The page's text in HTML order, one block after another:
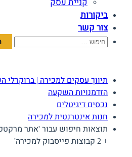
קניית עסק
ביקורות
צור קשר
חיפוש:
תיווך עסקים למכירה | ברוקרלי
הזדמנויות השקעה
נכסים דיגיטלים
חנות אינטרנטית למכירה
תוצאות חיפוש עבור 'אתר
+ 2 קבוצות פייסבוק למכירה'